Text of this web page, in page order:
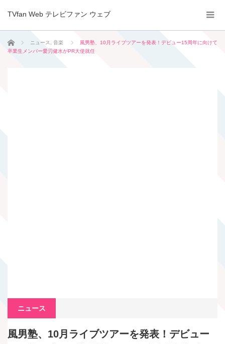
TVfan Web テレビファン ウェブ
ホーム ニュース 音楽
風男塾、10月ライブツアーを発表！デビュー15周年に向けて
卒業生メンバー愛刃健水がPR大使就任
ニュース
風男塾、10月ライブツアーを発表！デビュー